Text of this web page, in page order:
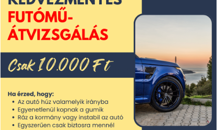
Hogyan készülhetünk fel alaposan? ha
aktuálissá válik a műszaki vizsga, akkor
mindenképp érdemes felhívni aMorvai
Auszervizt, ahol (miután felmértük az autó
állapotát) szükség esetén felkészítjük az
autót a vizsgára és a teljes vizsgafolyamatot